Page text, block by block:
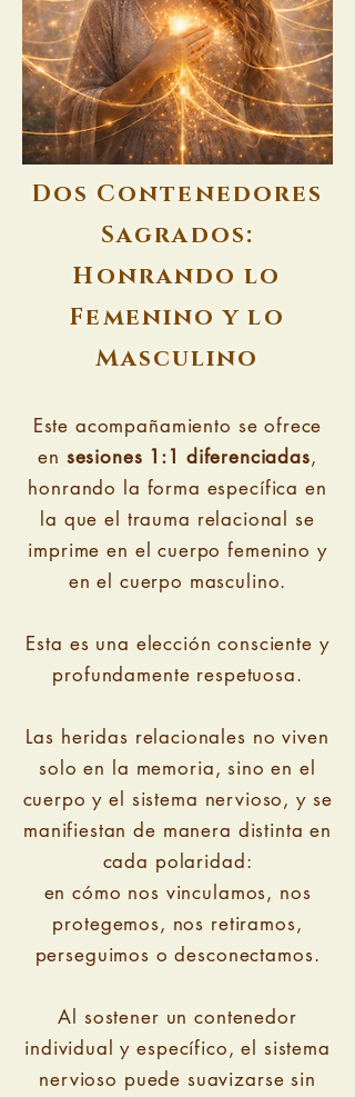
Dos Contenedores
Sagrados:
Honrando lo
Femenino y lo
Masculino
Este acompañamiento se ofrece
en sesiones 1:1 diferenciadas,
honrando la forma específica en
la que el trauma relacional se
imprime en el cuerpo femenino y
en el cuerpo masculino.
Esta es una elección consciente y
profundamente respetuosa.
Las heridas relacionales no viven
solo en la memoria, sino en el
cuerpo y el sistema nervioso, y se
manifiestan de manera distinta en
cada polaridad:
en cómo nos vinculamos, nos
protegemos, nos retiramos,
perseguimos o desconectamos.
Al sostener un contenedor
individual y específico, el sistema
nervioso puede suavizarse sin